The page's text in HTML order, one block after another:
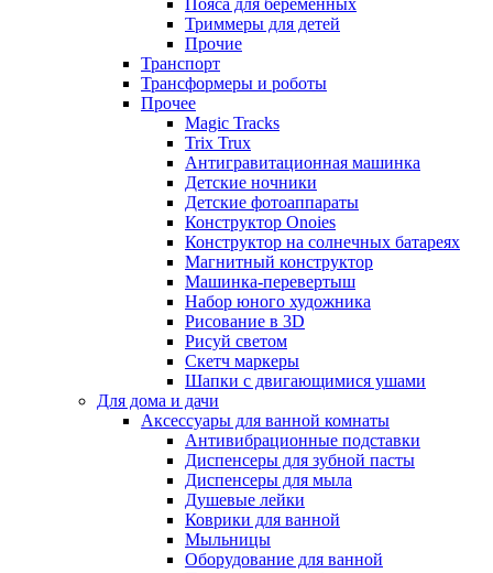
Пояса для беременных
Триммеры для детей
Прочие
Транспорт
Трансформеры и роботы
Прочее
Magic Tracks
Trix Trux
Антигравитационная машинка
Детские ночники
Детские фотоаппараты
Конструктор Onoies
Конструктор на солнечных батареях
Магнитный конструктор
Машинка-перевертыш
Набор юного художника
Рисование в 3D
Рисуй светом
Скетч маркеры
Шапки с двигающимися ушами
Для дома и дачи
Аксессуары для ванной комнаты
Антивибрационные подставки
Диспенсеры для зубной пасты
Диспенсеры для мыла
Душевые лейки
Коврики для ванной
Мыльницы
Оборудование для ванной